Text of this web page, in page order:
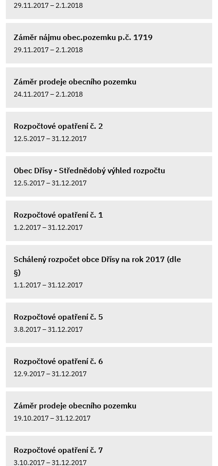
29.11.2017 – 2.1.2018
Záměr nájmu obec.pozemku p.č. 1719
29.11.2017 – 2.1.2018
Záměr prodeje obecního pozemku
24.11.2017 – 2.1.2018
Rozpočtové opatření č. 2
12.5.2017 – 31.12.2017
Obec Dřísy - Střednědobý výhled rozpočtu
12.5.2017 – 31.12.2017
Rozpočtové opatření č. 1
1.2.2017 – 31.12.2017
Schálený rozpočet obce Dřísy na rok 2017 (dle
§)
1.1.2017 – 31.12.2017
Rozpočtové opatření č. 5
3.8.2017 – 31.12.2017
Rozpočtové opatření č. 6
12.9.2017 – 31.12.2017
Záměr prodeje obecního pozemku
19.10.2017 – 31.12.2017
Rozpočtové opatření č. 7
3.10.2017 – 31.12.2017